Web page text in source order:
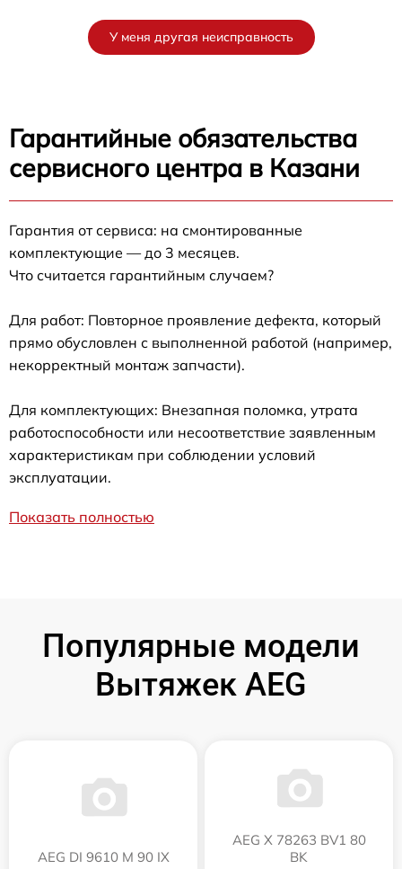
У меня другая неисправность
Гарантийные обязательства
сервисного центра в Казани
Гарантия от сервиса: на смонтированные
комплектующие — до 3 месяцев.
Что считается гарантийным случаем?
Для работ: Повторное проявление дефекта, который
прямо обусловлен с выполненной работой (например,
некорректный монтаж запчасти).
Для комплектующих: Внезапная поломка, утрата
работоспособности или несоответствие заявленным
характеристикам при соблюдении условий
эксплуатации.
Показать полностью
Популярные модели
Вытяжек AEG
AEG DI 9610 M 90 IX
AEG X 78263 BV1 80
BK